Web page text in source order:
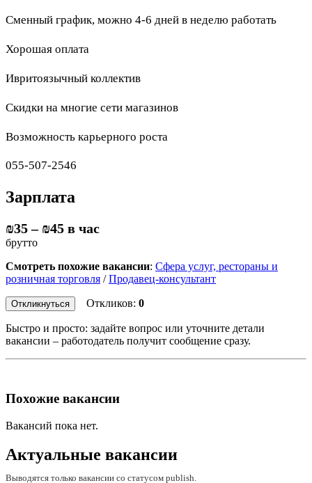
Сменный график, можно 4-6 дней в неделю работать
Хорошая оплата
Ивритоязычный коллектив
Скидки на многие сети магазинов
Возможность карьерного роста
055-507-2546
Зарплата
₪35– ₪45 в час
брутто
Смотреть похожие вакансии: Сфера услуг, рестораны и
розничная торговля /Продавец-консультант
Откликнуться Откликов: 0
Быстро и просто: задайте вопрос или уточните детали
вакансии – работодатель получит сообщение сразу.
Похожие вакансии
Вакансий пока нет.
Актуальные вакансии
Выводятся только вакансии со статусом publish.